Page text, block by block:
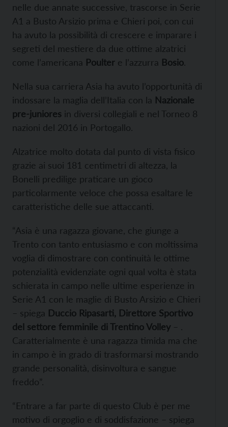
nelle due annate successive, trascorse in Serie
A1 a Busto Arsizio prima e Chieri poi, con cui
ha avuto la possibilità di crescere e imparare i
segreti del mestiere da due ottime alzatrici
come l’americana Poulter e l’azzurra Bosio.
Nella sua carriera Asia ha avuto l’opportunità di
indossare la maglia dell’Italia con la Nazionale
pre-juniores in diversi collegiali e nel Torneo 8
nazioni del 2016 in Portogallo.
Alzatrice molto dotata dal punto di vista fisico
grazie ai suoi 181 centimetri di altezza, la
Bonelli predilige praticare un gioco
particolarmente veloce che possa esaltare le
caratteristiche delle sue attaccanti.
“Asia è una ragazza giovane, che giunge a
Trento con tanto entusiasmo e con moltissima
voglia di dimostrare con continuità le ottime
potenzialità evidenziate ogni qual volta è stata
schierata in campo nelle ultime esperienze in
Serie A1 con le maglie di Busto Arsizio e Chieri
– spiega Duccio Ripasarti, Direttore Sportivo
del settore femminile di Trentino Volley – .
Caratterialmente è una ragazza timida ma che
in campo è in grado di trasformarsi mostrando
grande personalità, disinvoltura e sangue
freddo”.
“Entrare a far parte di questo Club è per me
motivo di orgoglio e di soddisfazione – spiega